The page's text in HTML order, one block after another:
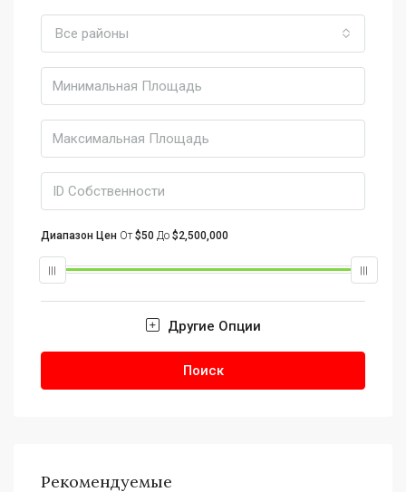
Все районы
Диапазон Цен От$50 До $2,500,000
Другие Опции
Поиск
Рекомендуемые